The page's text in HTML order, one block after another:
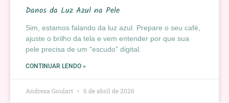
Danos da Luz Azul na Pele
Sim, estamos falando da luz azul. Prepare o seu café,
ajuste o brilho da tela e vem entender por que sua
pele precisa de um “escudo” digital.
CONTINUAR LENDO »
Andreza Goulart 6 de abril de 2026